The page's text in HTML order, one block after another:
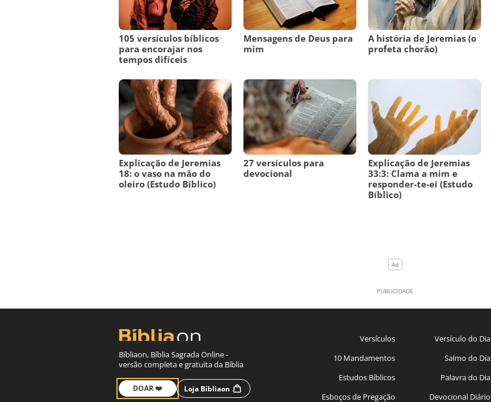
105 versículos bíblicos
para encorajar nos
tempos difíceis
Mensagens de Deus para
mim
A história de Jeremias (o
profeta chorão)
Explicação de Jeremias
18: o vaso na mão do
oleiro (Estudo Bíblico)
27 versículos para
devocional
Explicação de Jeremias
33:3: Clama a mim e
responder-te-ei (Estudo
Bíblico)
Bíbliaon, Bíblia Sagrada Online -
versão completa e gratuita da Bíblia
DOAR ❤️ Loja Bíbliaon
Versículos
10 Mandamentos
Estudos Bíblicos
Esboços de Pregação
Versículo do Dia
Salmo do Dia
Palavra do Dia
Devocional Diário